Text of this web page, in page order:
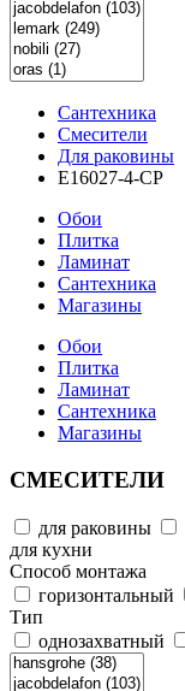
Сантехника
Смесители
Для раковины
E16027-4-CP
Обои
Плитка
Ламинат
Сантехника
Магазины
Обои
Плитка
Ламинат
Сантехника
Магазины
СМЕСИТЕЛИ
для раковины
для кухни
Способ монтажа
горизонтальный
Тип
однозахватный